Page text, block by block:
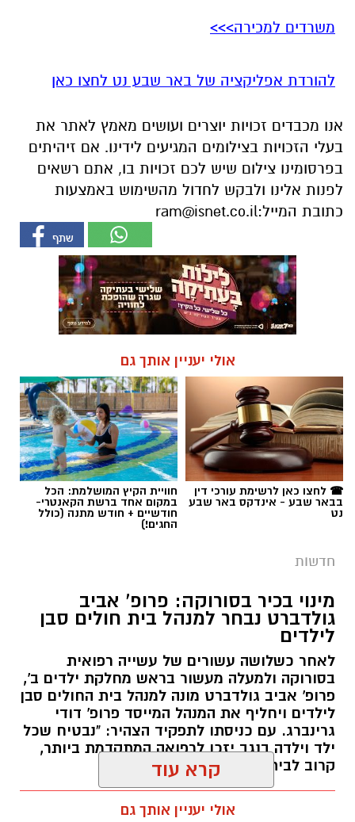
משרדים למכירה>>>
להורדת אפליקציה של באר שבע נט לחצו כאן
אנו מכבדים זכויות יוצרים ועושים מאמץ לאתר את
בעלי הזכויות בצילומים המגיעים לידינו. אם זיהיתים
בפרסומינו צילום שיש לכם זכויות בו, אתם רשאים
לפנות אלינו ולבקש לחדול מהשימוש באמצעות
כתובת המייל:ram@isnet.co.il
אולי יעניין אותך גם
☎ לחצו כאן לרשימת עורכי דין
בבאר שבע - אינדקס באר שבע
נט
חוויית הקיץ המושלמת: הכל
במקום אחד ברשת הקאנטרי-
חודשיים + חודש מתנה (כולל
החגים!)
חדשות
מינוי בכיר בסורוקה: פרופ' אביב
גולדברט נבחר למנהל בית חולים סבן
לילדים
לאחר כשלושה עשורים של עשייה רפואית
בסורוקה ולמעלה מעשור בראש מחלקת ילדים ב',
פרופ' אביב גולדברט מונה למנהל בית החולים סבן
לילדים ויחליף את המנהל המייסד פרופ' דודי
גרינברג. עם כניסתו לתפקיד הצהיר: "נבטיח שכל
ילד וילדה בנגב יזכו לרפואה המתקדמת ביותר,
קרוב לבית".
קרא עוד
אולי יעניין אותך גם